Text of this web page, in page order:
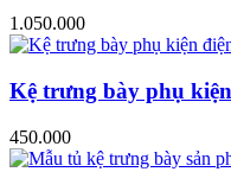
1.050.000
Kệ trưng bày phụ
450.000